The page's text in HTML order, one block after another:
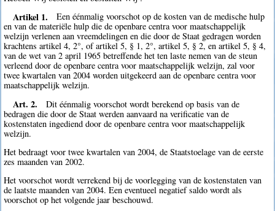
Artikel 1.
Een éénmalig voorschot op de kosten van de medische hulp
en van de materiële hulp die de openbare centra voor maatschappelijk
welzijn verlenen aan vreemdelingen en die door de Staat gedragen worden
krachtens artikel 4, 2°, of artikel 5, § 1, 2°, artikel 5, § 2, en artikel 5, § 4,
van de wet van 2 april 1965 betreffende het ten laste nemen van de steun
verleend door de openbare centra voor maatschappelijk welzijn, zal voor
twee kwartalen van 2004 worden uitgekeerd aan de openbare centra voor
maatschappelijk welzijn.
Art. 2.
Dit éénmalig voorschot wordt berekend op basis van de
bedragen die door de Staat werden aanvaard na verificatie van de
kostenstaten ingediend door de openbare centra voor maatschappelijk
welzijn.
Het bedraagt voor twee kwartalen van 2004, de Staatstoelage van de eerste
zes maanden van 2002.
Het voorschot wordt verrekend bij de voorlegging van de kostenstaten van
de laatste maanden van 2004. Een eventueel negatief saldo wordt als
voorschot op het volgende jaar beschouwd.